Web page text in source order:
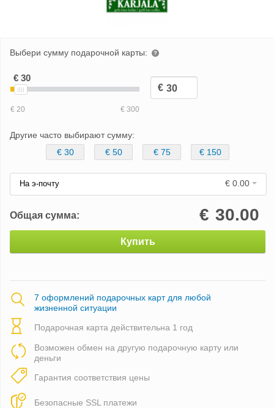
Выбери сумму подарочной карты:
Другие часто выбирают сумму:
€ 30
€ 50 € 75 € 150
На э-почту € 0.00
Общая сумма: 30.00
€
Купить
7 оформлений подарочных карт для любой
жизненной ситуации
Подарочная карта действительна 1 год
Возможен обмен на другую подарочную карту или
деньги
Гарантия соответствия цены
Безопасные SSL платежи